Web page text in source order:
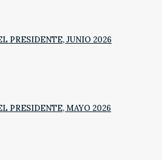
PRESIDENTE, JUNIO 2026
PRESIDENTE, MAYO 2026